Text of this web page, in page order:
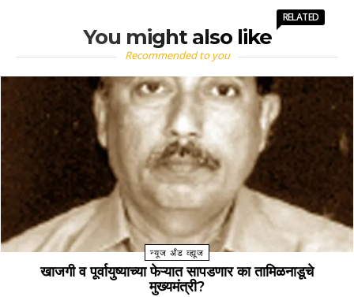
You might also like
RELATED
Recommended to you
न्यूज अँड व्ह्यूज
खाजगी व पूर्वायुष्याच्या फेऱ्यात सापडणार का तामिळनाडूचे
मुख्यमंत्री?